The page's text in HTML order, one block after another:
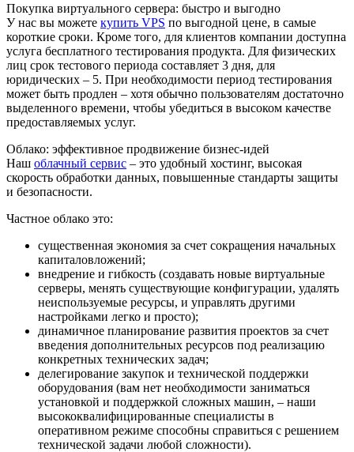
Покупка виртуального сервера: быстро и выгодно
У нас вы можете купить VPS по выгодной цене, в самые
короткие сроки. Кроме того, для клиентов компании доступна
услуга бесплатного тестирования продукта. Для физических
лиц срок тестового периода составляет 3 дня, для
юридических – 5. При необходимости период тестирования
может быть продлен – хотя обычно пользователям достаточно
выделенного времени, чтобы убедиться в высоком качестве
предоставляемых услуг.
Облако: эффективное продвижение бизнес-идей
Наш облачный сервис – это удобный хостинг, высокая
скорость обработки данных, повышенные стандарты защиты
и безопасности.
Частное облако это:
существенная экономия за счет сокращения начальных
капиталовложений;
внедрение и гибкость (создавать новые виртуальные
серверы, менять существующие конфигурации, удалять
неиспользуемые ресурсы, и управлять другими
настройками легко и просто);
динамичное планирование развития проектов за счет
введения дополнительных ресурсов под реализацию
конкретных технических задач;
делегирование закупок и технической поддержки
оборудования (вам нет необходимости заниматься
установкой и поддержкой сложных машин, – наши
высококвалифицированные специалисты в
оперативном режиме способны справиться с решением
технической задачи любой сложности).